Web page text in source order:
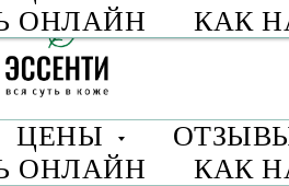
ЦЕНЫ
ОНЛАЙН КАК
ОНЛАЙН КАК